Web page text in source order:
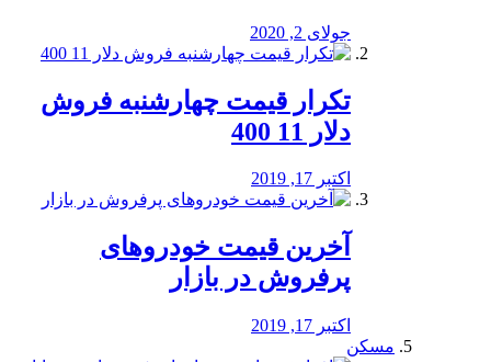
جولای 2, 2020
تکرار قیمت چهارشنبه فروش
دلار 11 400
اکتبر 17, 2019
آخرین قیمت خودرو‌های
پرفروش در بازار
اکتبر 17, 2019
مسکن